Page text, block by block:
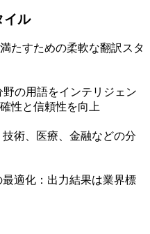
イル
たすための柔軟な翻訳スタ
の用語をインテリジェン
性と信頼性を向上
術、医療、金融などの分
適化：出力結果は業界標